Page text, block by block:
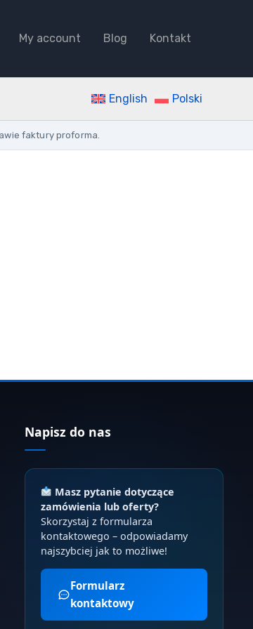
My account Blog Kontakt
English Polski
faktury proforma.
Napisz do nas
Masz pytanie dotyczące
zamówienia lub oferty?
Skorzystaj z formularza
kontaktowego – odpowiadamy
najszybciej jak to możliwe!
Formularz
kontaktowy